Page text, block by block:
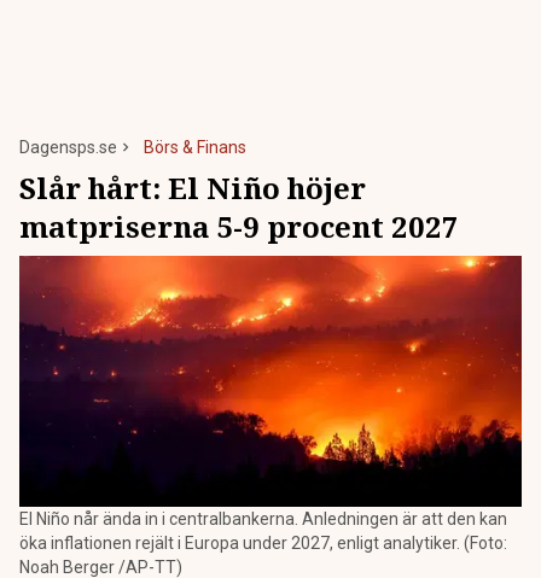
Dagensps.se Börs & Finans
Slår hårt: El Niño höjer
matpriserna 5-9 procent 2027
El Niño når ända in i centralbankerna. Anledningen är att den kan
öka inflationen rejält i Europa under 2027, enligt analytiker. (Foto:
Noah Berger /AP-TT)